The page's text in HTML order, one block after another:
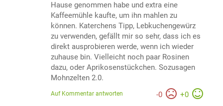
Hause genommen habe und extra eine
Kaffeemühle kaufte, um ihn mahlen zu
können. Katerchens Tipp, Lebkuchengewürz
zu verwenden, gefällt mir so sehr, dass ich es
direkt ausprobieren werde, wenn ich wieder
zuhause bin. Vielleicht noch paar Rosinen
dazu, oder Aprikosenstückchen. Sozusagen
Mohnzelten 2.0.
-0 +0
Auf Kommentar antworten